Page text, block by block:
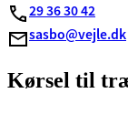
29 36 30 42
sasbo@vejle.dk
Kørsel til